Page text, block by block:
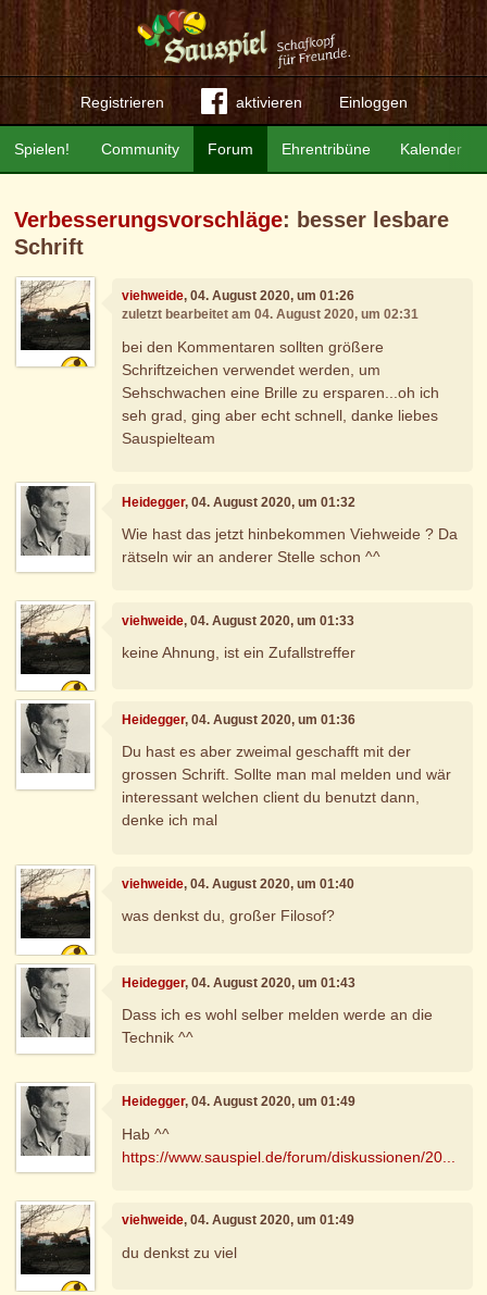
Registrieren aktivieren Einloggen
Community Forum Ehrentribüne Kalender
Spielen!
Verbesserungsvorschläge: besser lesbare
Schrift
viehweide, 04. August 2020, um 01:26
zuletzt bearbeitet am 04. August 2020, um 02:31
bei den Kommentaren sollten größere
Schriftzeichen verwendet werden, um
Sehschwachen eine Brille zu ersparen...oh ich
seh grad, ging aber echt schnell, danke liebes
Sauspielteam
Heidegger, 04. August 2020, um 01:32
Wie hast das jetzt hinbekommen Viehweide ? Da
rätseln wir an anderer Stelle schon ^^
viehweide, 04. August 2020, um 01:33
keine Ahnung, ist ein Zufallstreffer
Heidegger, 04. August 2020, um 01:36
Du hast es aber zweimal geschafft mit der
grossen Schrift. Sollte man mal melden und wär
interessant welchen client du benutzt dann,
denke ich mal
viehweide, 04. August 2020, um 01:40
was denkst du, großer Filosof?
Heidegger, 04. August 2020, um 01:43
Dass ich es wohl selber melden werde an die
Technik ^^
Heidegger, 04. August 2020, um 01:49
Hab ^^
https://www.sauspiel.de/forum/diskussionen/20...
viehweide, 04. August 2020, um 01:49
du denkst zu viel